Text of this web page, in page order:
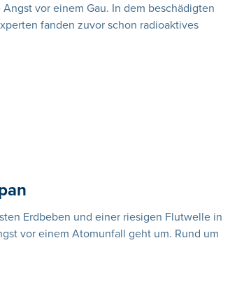
vor einem Gau. In dem beschädigten
fanden zuvor schon radioaktives
Erdbeben und einer riesigen Flutwelle in
vor einem Atomunfall geht um. Rund um